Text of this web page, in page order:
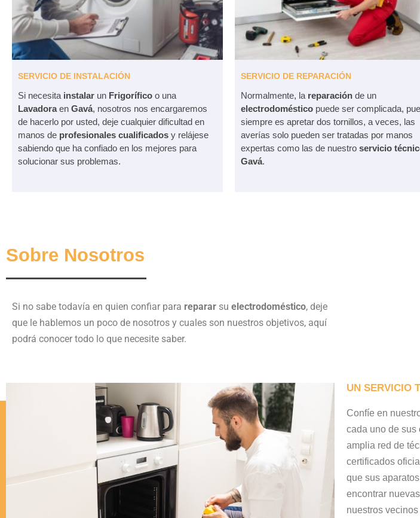
SERVICIO DE INSTALACIÓN
Si necesita instalar un Frigorífico o una
Lavadoraen Gavá, nosotros nos encargaremos
de hacerlo por usted, deje cualquier dificultad en
manos de profesionales cualificados y relájese
sabiendo que ha confiado en los mejores para
solucionar sus problemas.
SERVICIO DE REPARACIÓN
Normalmente, la reparación de un
electrodoméstico puede ser complicada,
siempre es apretar dos tornillos, a veces, las
averías solo pueden ser tratadas por manos
expertas como las de nuestroservicio
Gavá.
Sobre Nosotros
Si no sabe todavía en quien confiar para reparar su electrodoméstico, deje
que le hablemos un poco de nosotros y cuales son nuestros objetivos, aquí
podrá conocer todo lo que necesite saber.
UN SERVICIO
Confíe en
cada uno de sus
amplia red de
certificados
que sus aparatos
encontrar
nuestros